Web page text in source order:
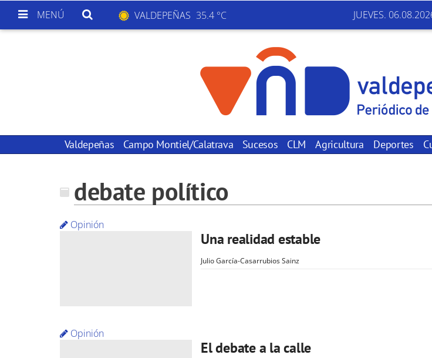
MENÚ VALDEPEÑAS 35.4 °C JUEVES.
Valdepeñas Campo Montiel/Calatrava Sucesos CLM Agricultura Deportes
debate político
Opinión
Una realidad estable
Julio García-Casarrubios Sainz
Opinión
El debate a la calle